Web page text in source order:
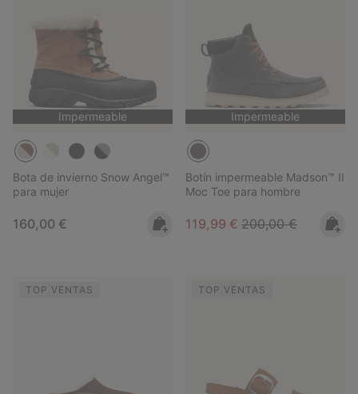
Impermeable
Bota de invierno Snow Angel™
para mujer
Regular price:
160,00 €
Impermeable
Botín impermeable Madson™ II
Moc Toe para hombre
Sale price:
119,99 € Regular price:
200,00 €
TOP VENTAS TOP VENTAS